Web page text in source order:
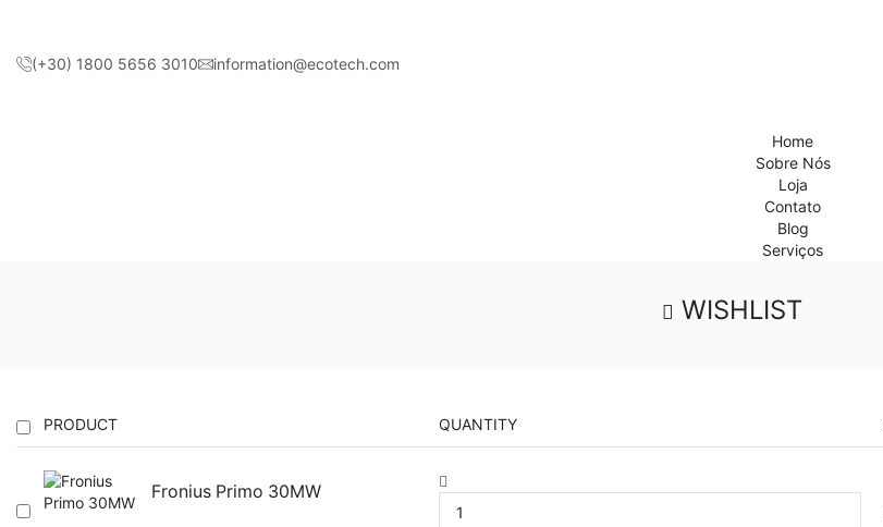
(+30) 1800 5656 3010 information@ecotech.com
Home
Sobre Nós
Loja
Contato
Blog
Serviços
WISHLIST
PRODUCT QUANTITY
Fronius Primo 30MW